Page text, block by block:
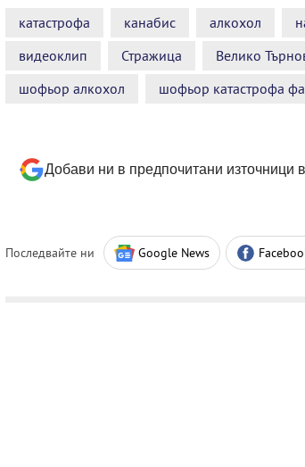
катастрофа канабис алкохол
видеоклип
Стражица Велико
шофьор алкохол
шофьор катастрофа
Добави ни в предпочитани източници
Последвайте ни Google News